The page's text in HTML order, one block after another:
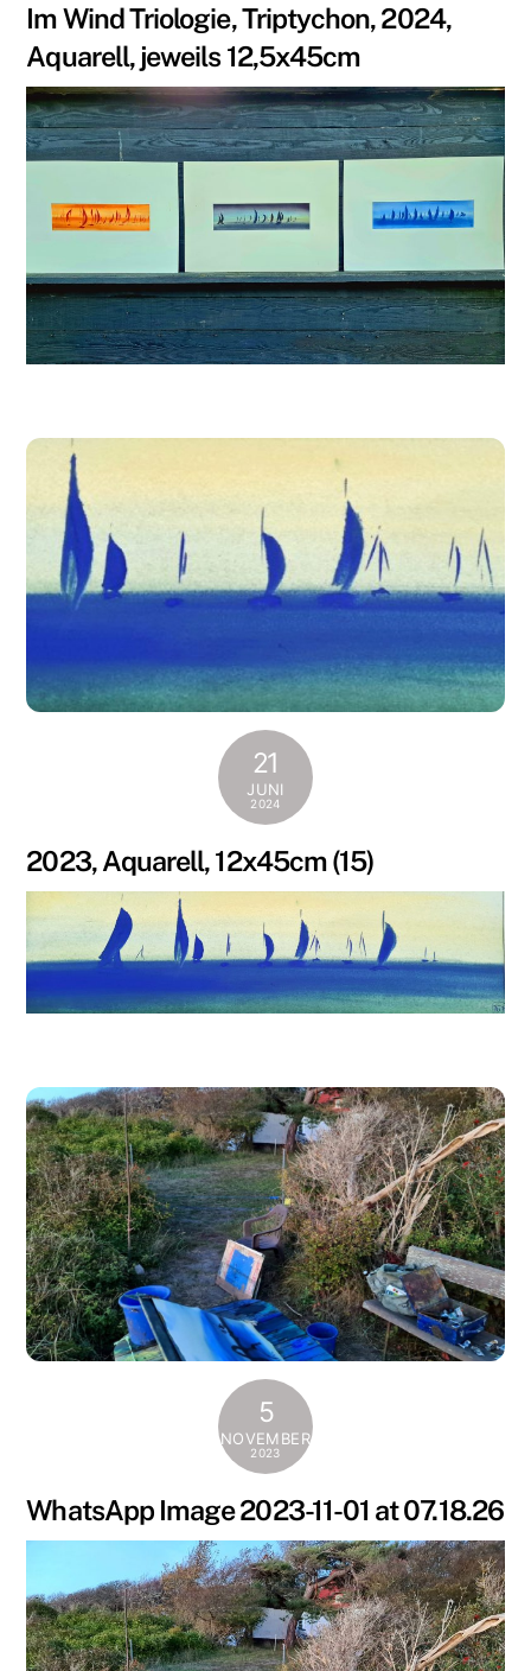
Im Wind Triologie, Triptychon, 2024,
Aquarell, jeweils 12,5x45cm
21
JUNI
2024
2023, Aquarell, 12x45cm (15)
5
NOVEMBER
2023
WhatsApp Image 2023-11-01 at 07.18.26